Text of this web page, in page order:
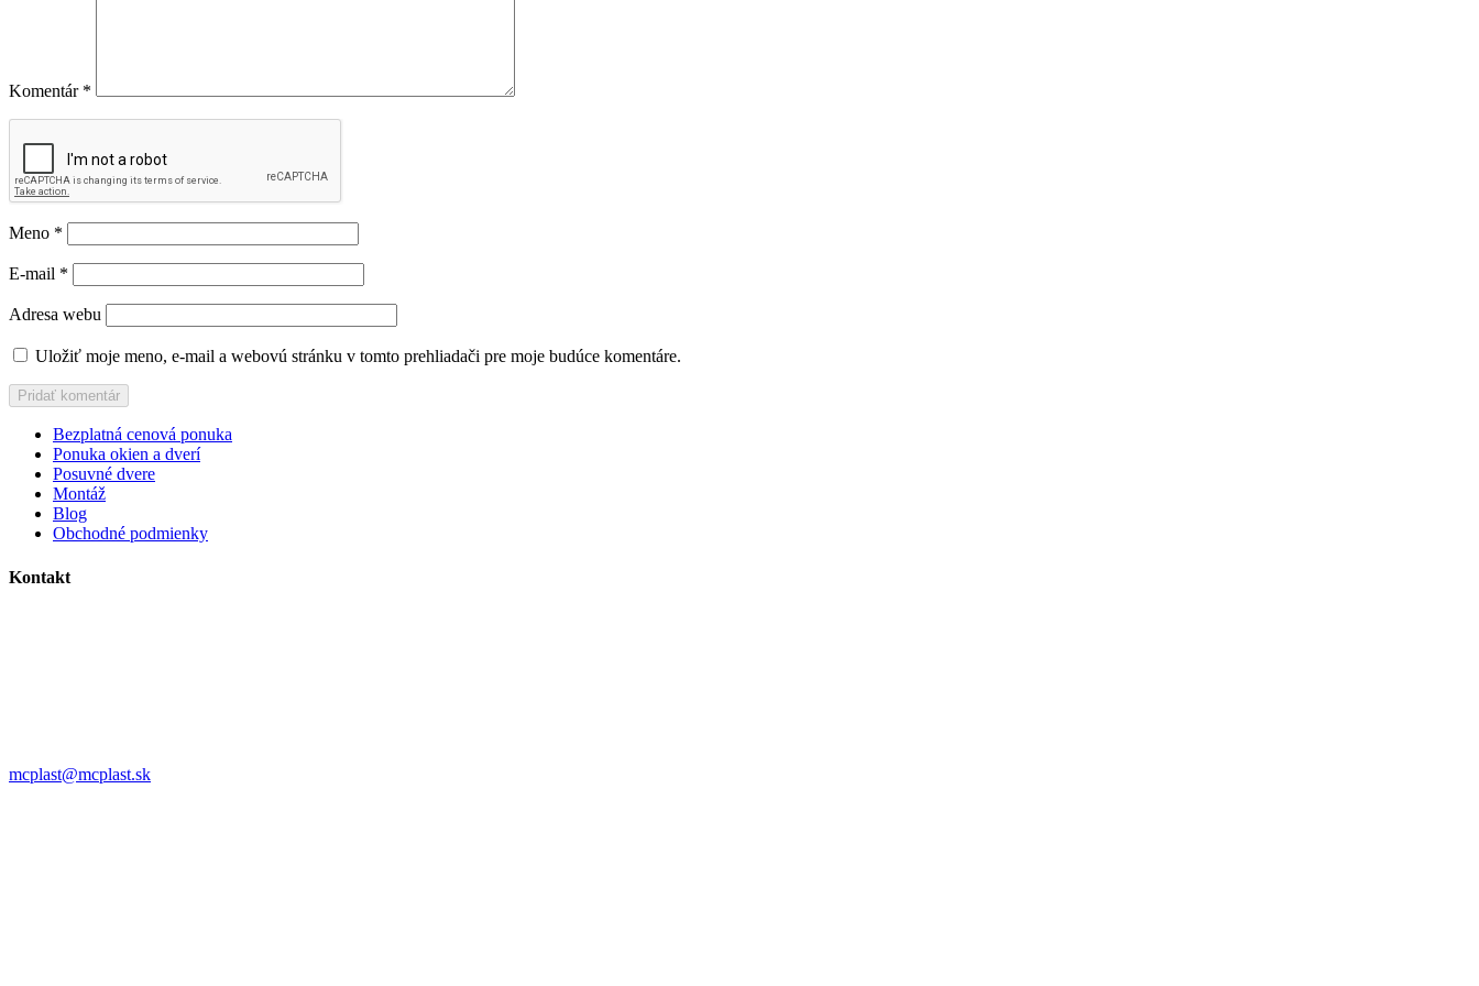
Komentár *
Meno *
E-mail *
Adresa webu
Uložiť moje meno, e-mail a webovú stránku v tomto prehliadači pre moje budúce komentáre.
Bezplatná cenová ponuka
Ponuka okien a dverí
Posuvné dvere
Montáž
Blog
Obchodné podmienky
Kontakt
mcplast@mcplast.sk